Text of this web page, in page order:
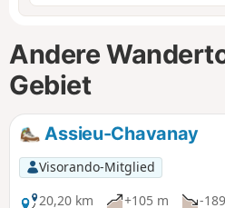
Andere
Gebiet
Assieu-Chavanay
Visorando-Mitglied
20,20 km
+105 m -